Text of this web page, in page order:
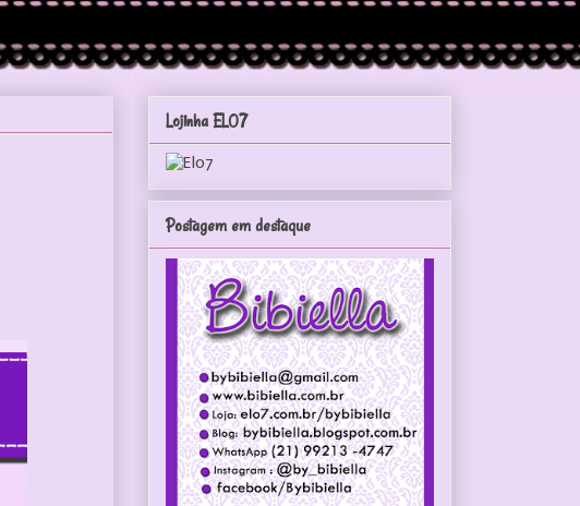
Lojinha ELO7
Postagem em destaque